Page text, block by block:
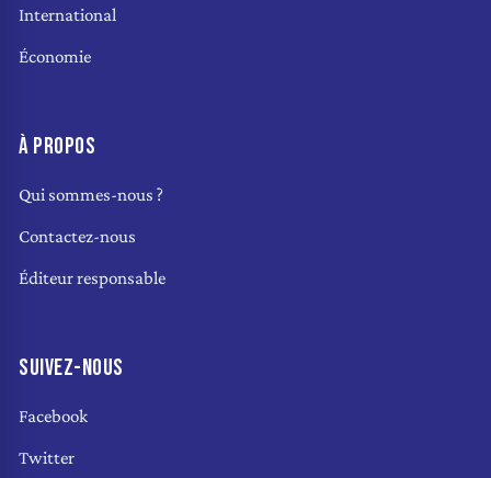
International
Économie
À PROPOS
Qui sommes-nous ?
Contactez-nous
Éditeur responsable
SUIVEZ-NOUS
Facebook
Twitter